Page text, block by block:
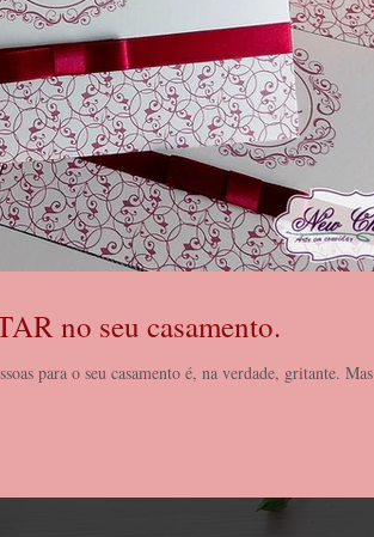
no seu casamento.
para o seu casamento é, na verdade, gritante. Mas o que